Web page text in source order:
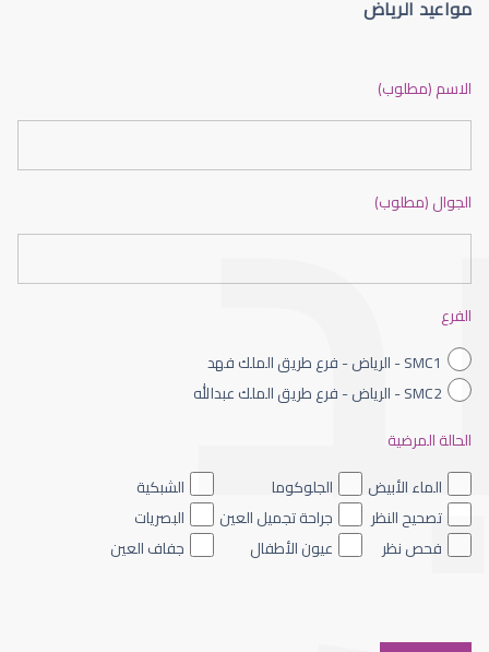
طبيب عيون شمال الرياض
طبيب عيون الرياض
مواعيد الرياض
الاسم (مطلوب)
الجوال (مطلوب)
الفرع
SMC1 - الرياض - فرع طريق الملك فهد
SMC2 - الرياض - فرع طريق الملك عبدالله
الحالة المرضية
الماء الأبيض
الجلوكوما
الشبكية
تصحيح النظر
جراحة تجميل العين
البصريات
فحص نظر
عيون الأطفال جفاف العين